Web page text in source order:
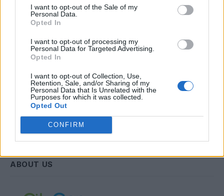
I want to opt-out of the Sale of my
Personal Data.
Opted In
I want to opt-out of processing my
Personal Data for Targeted Advertising.
Opted In
I want to opt-out of Collection, Use,
Retention, Sale, and/or Sharing of my
Personal Data that Is Unrelated with the
Purposes for which it was collected.
Opted Out
CONFIRM
ABOUT US